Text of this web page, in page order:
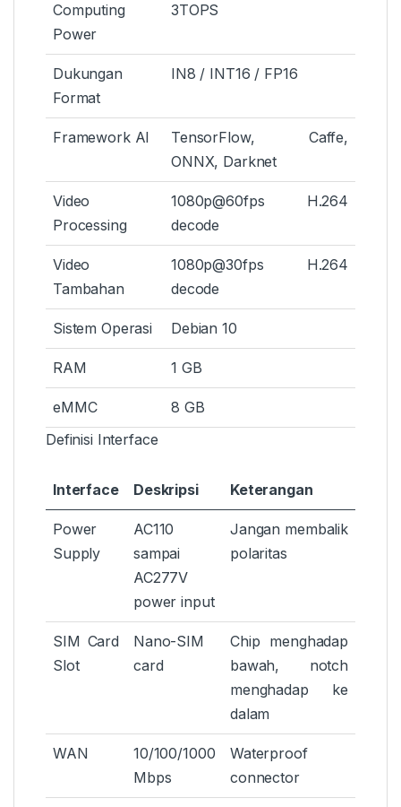
Computing
Power
3TOPS
Dukungan
Format
IN8 / INT16 / FP16
Framework AI
TensorFlow, Caffe,
ONNX, Darknet
Video
Processing
1080p@60fps H.264
decode
Video
Tambahan
1080p@30fps H.264
decode
Sistem Operasi Debian 10
RAM 1 GB
eMMC
8 GB
Definisi Interface
Interface Deskripsi Keterangan
Power
Supply
AC110
sampai
AC277V
power input
Jangan membalik
polaritas
SIM Card
Slot
Nano-SIM
card
Chip menghadap
bawah, notch
menghadap ke
dalam
WAN
10/100/1000
Mbps
Waterproof
connector